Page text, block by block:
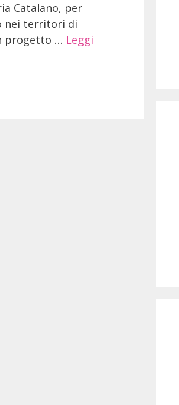
Catalano, per
nei territori di
progetto … Leggi